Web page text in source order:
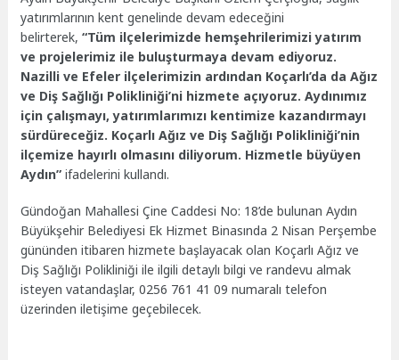
yatırımlarının kent genelinde devam edeceğini
belirterek,“Tüm ilçelerimizde hemşehrilerimizi yatırım
ve projelerimiz ile buluşturmaya devam ediyoruz.
Nazilli ve Efeler ilçelerimizin ardından Koçarlı’da da Ağız
ve Diş Sağlığı Polikliniği’ni hizmete açıyoruz. Aydınımız
için çalışmayı, yatırımlarımızı kentimize kazandırmayı
sürdüreceğiz. Koçarlı Ağız ve Diş Sağlığı Polikliniği’nin
ilçemize hayırlı olmasını diliyorum. Hizmetle büyüyen
Aydın” ifadelerini kullandı.
Gündoğan Mahallesi Çine Caddesi No: 18’de bulunan Aydın
Büyükşehir Belediyesi Ek Hizmet Binasında 2 Nisan Perşembe
gününden itibaren hizmete başlayacak olan Koçarlı Ağız ve
Diş Sağlığı Polikliniği ile ilgili detaylı bilgi ve randevu almak
isteyen vatandaşlar, 0256 761 41 09 numaralı telefon
üzerinden iletişime geçebilecek.